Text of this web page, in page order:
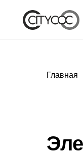
Главная